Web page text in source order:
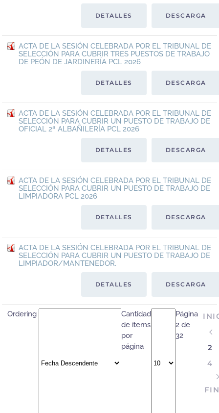
DESCARGA
DETALLES
ACTA DE LA SESIÓN CELEBRADA POR EL TRIBUNAL DE
SELECCIÓN PARA CUBRIR TRES PUESTOS DE TRABAJO
DE PEÓN DE JARDINERÍA PCL 2026
DESCARGA
DETALLES
ACTA DE LA SESIÓN CELEBRADA POR EL TRIBUNAL DE
SELECCIÓN PARA CUBRIR UN PUESTO DE TRABAJO DE
OFICIAL 2ª ALBAÑILERÍA PCL 2026
DESCARGA
DETALLES
ACTA DE LA SESIÓN CELEBRADA POR EL TRIBUNAL DE
SELECCIÓN PARA CUBRIR UN PUESTO DE TRABAJO DE
LIMPIADORA PCL 2026
DESCARGA
DETALLES
ACTA DE LA SESIÓN CELEBRADA POR EL TRIBUNAL DE
SELECCIÓN PARA CUBRIR UN PUESTO DE TRABAJO DE
LIMPIADOR/MANTENEDOR.
DESCARGA
DETALLES
Ordering
Cantidad
de ítems
por
página
Página
2 de
32
2
4